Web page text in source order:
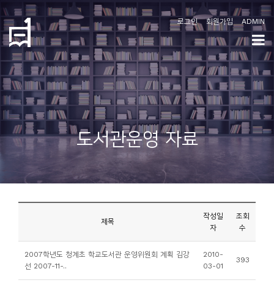
로그인 회원가입 ADMIN
도서관운영 자료
제목
작성일
자
조회
수
2007학년도 청계초 학교도서관 운영위원회 계획 김강
선 2007-11-..
2010-
03-01
393
학
도
협
소
개
지
사